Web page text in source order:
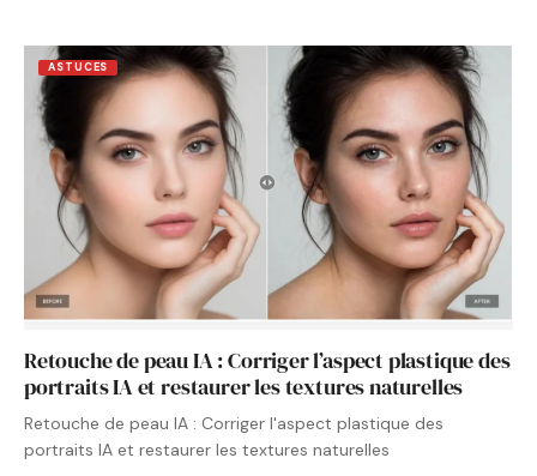
ASTUCES
Retouche de peau IA : Corriger l’aspect plastique des
portraits IA et restaurer les textures naturelles
Retouche de peau IA : Corriger l'aspect plastique des
portraits IA et restaurer les textures naturelles